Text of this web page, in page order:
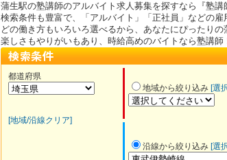
蒲生駅の塾講師のアルバイト求人募集を探すなら『塾
検索条件も豊富で、「アルバイト」「正社員」などの
どの働き方もいろいろ選べるから、あなたにぴったり
楽しさもやりがいもあり、時給高めのバイトなら塾講
都道府県
[地域/沿線クリア]
地域から絞り込み [選
沿線から絞り込み [選